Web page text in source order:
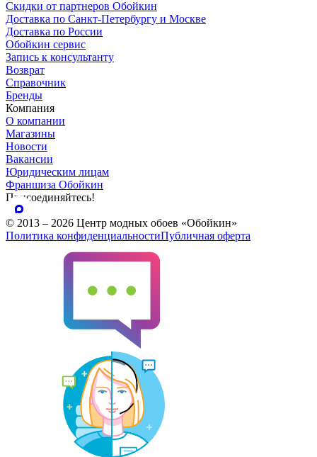
Скидки от партнеров Обойкин
Доставка по Санкт-Петербургу и Москве
Доставка по России
Обойкин сервис
Запись к консультанту
Возврат
Справочник
Бренды
Компания
О компании
Магазины
Новости
Вакансии
Юридическим лицам
Франшиза Обойкин
Присоединяйтесь!
© 2013 – 2026 Центр модных обоев «Обойкин»
Политика конфиденциальностиПубличная оферта